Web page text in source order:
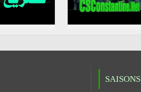
SAISONS